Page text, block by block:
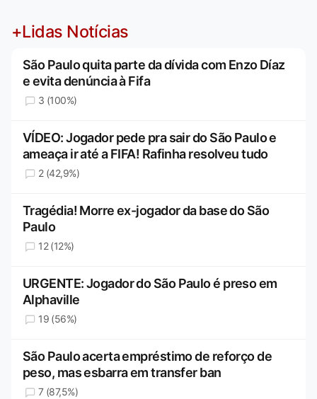
+Lidas Notícias
São Paulo quita parte da dívida com Enzo Díaz
e evita denúncia à Fifa
3 (100%)
VÍDEO: Jogador pede pra sair do São Paulo e
ameaça ir até a FIFA! Rafinha resolveu tudo
2 (42,9%)
Tragédia! Morre ex-jogador da base do São
Paulo
12 (12%)
URGENTE: Jogador do São Paulo é preso em
Alphaville
19 (56%)
São Paulo acerta empréstimo de reforço de
peso, mas esbarra em transfer ban
7 (87,5%)